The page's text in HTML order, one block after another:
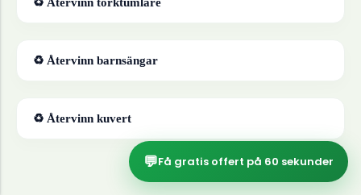
♻ Återvinn barnsängar
♻ Återvinn kuvert
💬Få gratis offert på 60 sekunder